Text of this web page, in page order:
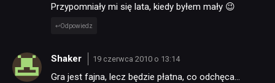
Przypomniały mi się lata, kiedy byłem mały 😉
Odpowiedz
Shaker 19 czerwca 2010 o 13:14
Gra jest fajna, lecz będzie płatna, co odchęca…